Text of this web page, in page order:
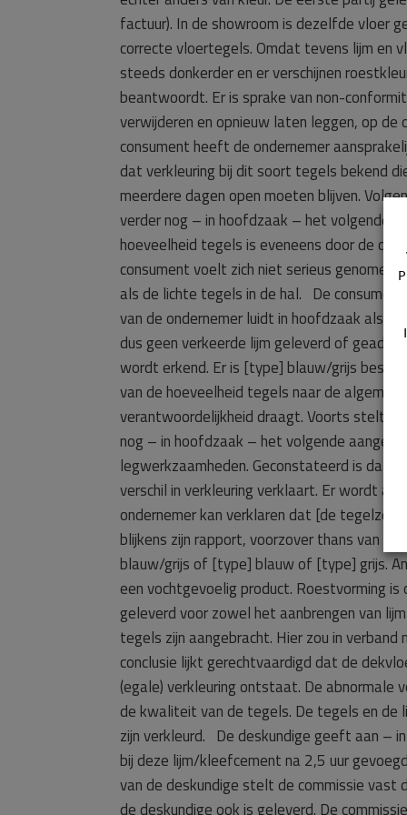
factuur). In de showroom is dezelfde vloer
correcte vloertegels. Omdat tevens lijm en
steeds donkerder en er verschijnen
beantwoordt. Er is sprake van non-
verwijderen en opnieuw laten leggen, op
consument heeft de ondernemer
dat verkleuring bij dit soort tegels bekend
meerdere dagen open moeten blijven.
verder nog – in hoofdzaak – het volgende
hoeveelheid tegels is eveneens door de
consument voelt zich niet serieus
als de lichte tegels in de hal. De
van de ondernemer luidt in hoofdzaak als
dus geen verkeerde lijm geleverd of
wordt erkend. Er is [type] blauw/grijs
van de hoeveelheid tegels naar de
verantwoordelijkheid draagt. Voorts stelt
nog – in hoofdzaak – het volgende
legwerkzaamheden. Geconstateerd is dat
verschil in verkleuring verklaart. Er wordt
ondernemer kan verklaren dat [de
blijkens zijn rapport, voorzover thans van
blauw/grijs of [type] blauw of [type] grijs.
een vochtgevoelig product. Roestvorming
geleverd voor zowel het aanbrengen van
tegels zijn aangebracht. Hier zou in
conclusie lijkt gerechtvaardigd dat de
(egale) verkleuring ontstaat. De abnormale
de kwaliteit van de tegels. De tegels en de
zijn verkleurd. De deskundige geeft aan –
bij deze lijm/kleefcement na 2,5 uur
van de deskundige stelt de commissie
de deskundige ook is geleverd. De